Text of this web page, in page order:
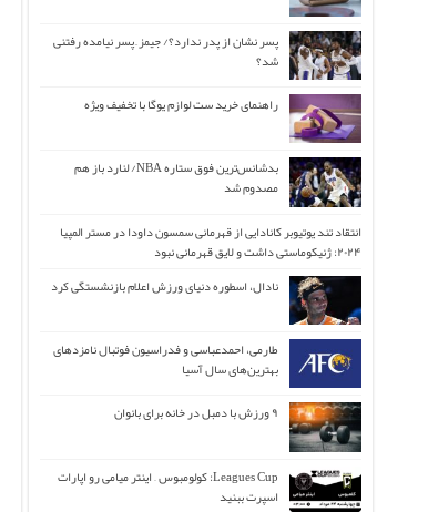
پسر نشان از پدر ندارد؟/ جیمز ِ پسر نیامده رفتنی
شد؟
راهنمای خرید ست لوازم یوگا با تخفیف ویژه
بدشانس‌ترین فوق ستاره NBA/ لنارد باز هم
مصدوم شد
انتقاد تند یوتیوبر کانادایی از قهرمانی سمسون داودا در مستر المپیا
۲۰۲۴: ژنیکوماستی داشت و لایق قهرمانی نبود
نادال، اسطوره دنیای ورزش اعلام بازنشستگی کرد
طارمی، احمدعباسی و فدراسیون فوتبال نامزدهای
بهترین‌های سال آسیا
۹ ورزش با دمبل در خانه برای بانوان
Leagues Cup: کولومبوس – اینتر میامی رو اپارات
اسپرت ببنید